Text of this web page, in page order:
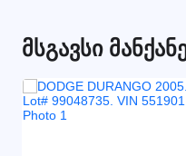
მსგავსი